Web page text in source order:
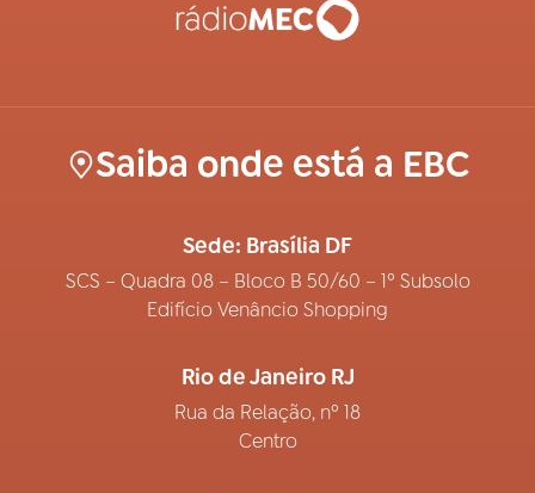
Saiba onde está a EBC
Sede: Brasília DF
SCS – Quadra 08 – Bloco B 50/60 – 1º Subsolo
Edifício Venâncio Shopping
Rio de Janeiro RJ
Rua da Relação, nº 18
Centro